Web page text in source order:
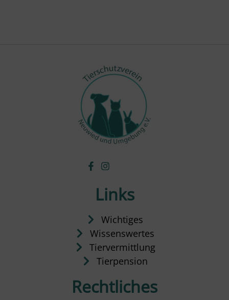
Links
Wichtiges
Wissenswertes
Tiervermittlung
Tierpension
Rechtliches